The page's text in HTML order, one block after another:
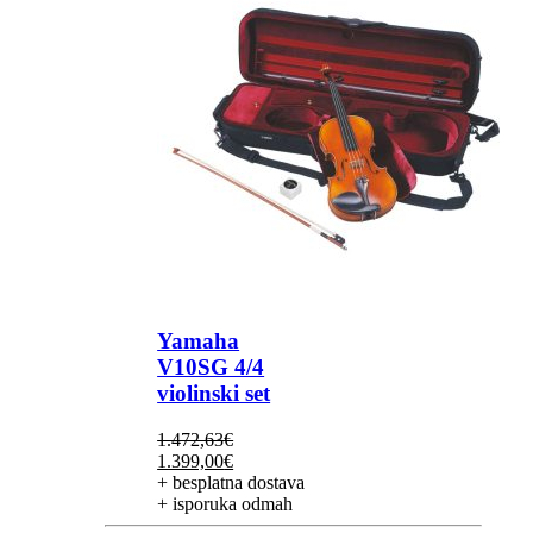
Yamaha
V10SG 4/4
violinski set
1.472,63€
Izvorna
cijena
bila
je:
1.399,00€Trenutna
cijena
je:
1.399,00€.
+ besplatna dostava
+ isporuka odmah